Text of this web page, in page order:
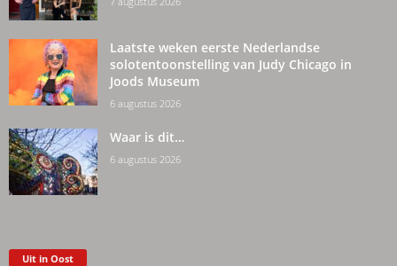
Laatste weken eerste Nederlandse
solotentoonstelling van Judy Chicago in
Joods Museum
6 augustus 2026
Waar is dit…
6 augustus 2026
Uit in Oost